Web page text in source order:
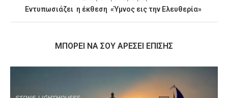
Εντυπωσιάζει η έκθεση «Ύμνος εις την Ελευθερία»
MΠΟΡΕΊ ΝΑ ΣΟΥ ΑΡΈΣΕΙ ΕΠΊΣΗΣ